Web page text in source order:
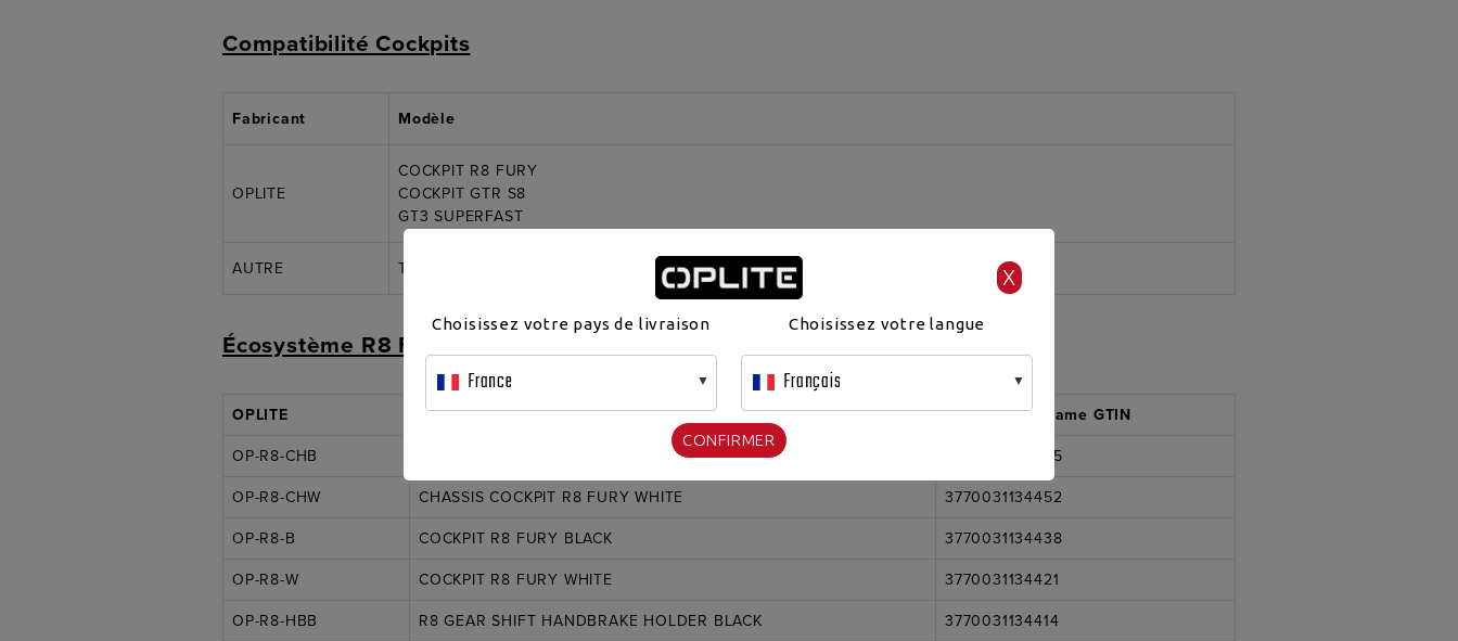
Compatibilité Cockpits
Fabricant Modèle
OPLITE
COCKPIT R8 FURY
COCKPIT GTR S8
GT3 SUPERFAST
AUTRE Tous les cockpits conçus avec du tube de Ø 35mm & 48 mm
Écosystème R8 Fury
OPLITE Item No.
Commercial Name GTIN
OP-R8-CHB
CHASSIS COCKPIT R8 FURY BLACK
3770031134445
OP-R8-CHW
CHASSIS COCKPIT R8 FURY WHITE
3770031134452
OP-R8-B
COCKPIT R8 FURY BLACK
3770031134438
OP-R8-W
COCKPIT R8 FURY WHITE
3770031134421
OP-R8-HBB
R8 GEAR SHIFT HANDBRAKE HOLDER BLACK
3770031134414
X
Choisissez votre pays de livraison
France
Choisissez votre langue
Français
CONFIRMER